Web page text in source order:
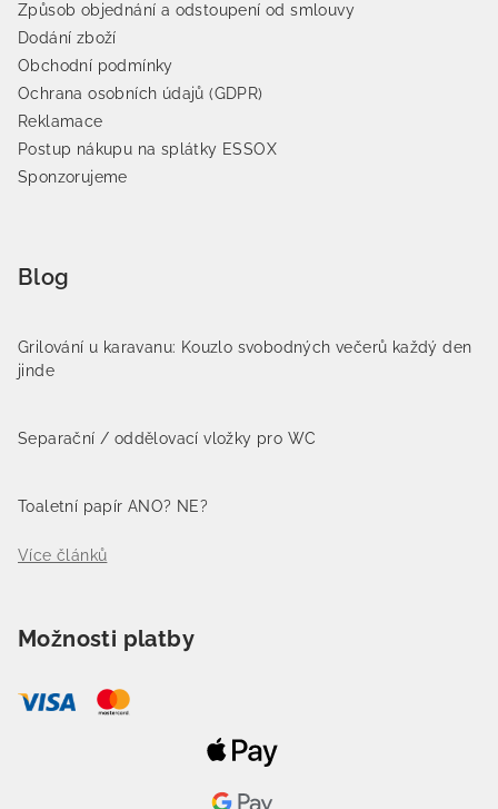
Způsob objednání a odstoupení od smlouvy
Dodání zboží
Obchodní podmínky
Ochrana osobních údajů (GDPR)
Reklamace
Postup nákupu na splátky ESSOX
Sponzorujeme
Blog
Grilování u karavanu: Kouzlo svobodných večerů každý den
jinde
Separační / oddělovací vložky pro WC
Toaletní papír ANO? NE?
Více článků
Možnosti platby